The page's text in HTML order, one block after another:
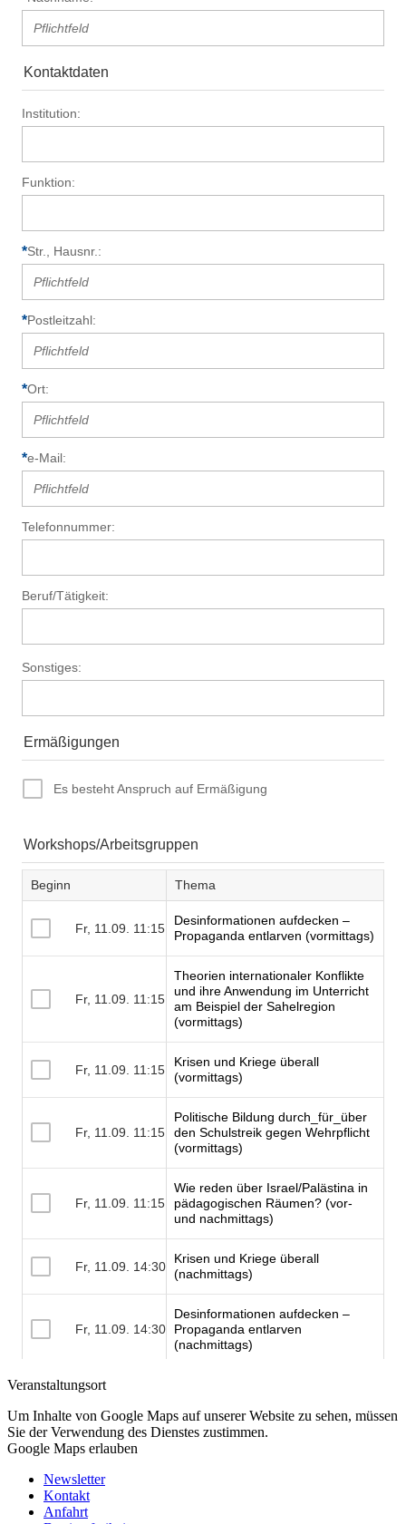
Veranstaltungsort
Um Inhalte von Google Maps auf unserer Website zu sehen, müssen
Sie der Verwendung des Dienstes zustimmen.
Google Maps erlauben
Newsletter
Kontakt
Anfahrt